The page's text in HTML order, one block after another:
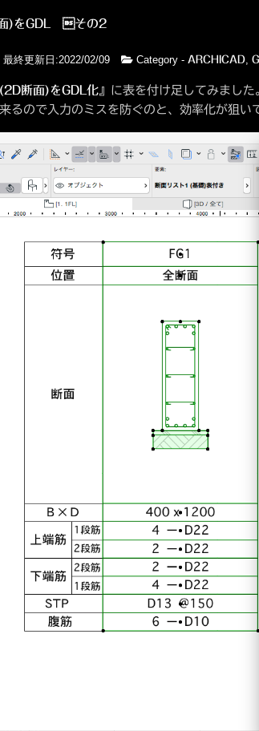
)をGDL その2
最終更新日:2022/02/09 Category - ARCHICAD
断面)をGDL化 』に表を付け足してみまし
るので入力のミスを防ぐのと、効率化が狙い